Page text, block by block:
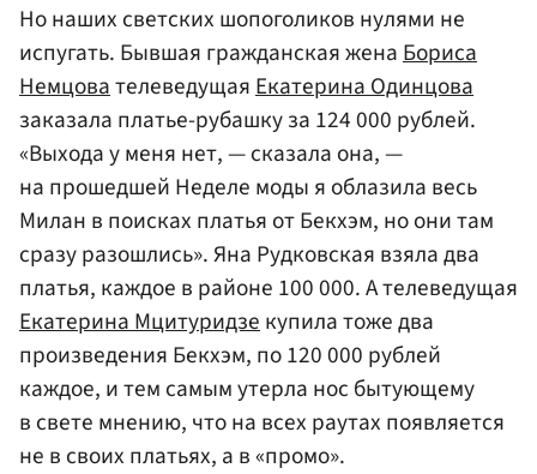
Но наших светских шопоголиков нулями не
испугать. Бывшая гражданская женаБориса
НемцователеведущаяЕкатерина Одинцова
заказала платье-рубашку за 124 000 рублей.
«Выхода у меня нет, — сказала она, —
на прошедшей Неделе моды я облазила весь
Милан в поисках платья от Бекхэм, но они там
сразу разошлись». Яна Рудковская взяла два
платья, каждое в районе 100 000. А телеведущая
Екатерина Мцитуридзекупила тоже два
произведения Бекхэм, по 120 000 рублей
каждое, и тем самым утерла нос бытующему
в свете мнению, что на всех раутах появляется
не в своих платьях, а в «промо».